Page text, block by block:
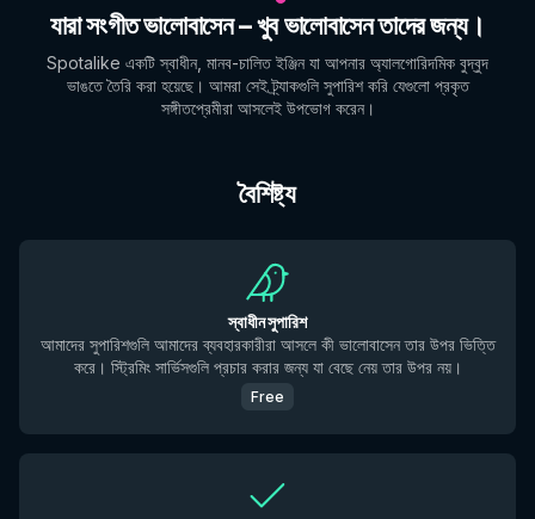
যারা সংগীত ভালোবাসেন – খুব ভালোবাসেন তাদের জন্য।
Spotalike একটি স্বাধীন, মানব-চালিত ইঞ্জিন যা আপনার অ্যালগোরিদমিক বুদ্বুদ
ভাঙতে তৈরি করা হয়েছে। আমরা সেই ট্র্যাকগুলি সুপারিশ করি যেগুলো প্রকৃত
সঙ্গীতপ্রেমীরা আসলেই উপভোগ করেন।
বৈশিষ্ট্য
স্বাধীন সুপারিশ
আমাদের সুপারিশগুলি আমাদের ব্যবহারকারীরা আসলে কী ভালোবাসেন তার উপর ভিত্তি
করে। স্ট্রিমিং সার্ভিসগুলি প্রচার করার জন্য যা বেছে নেয় তার উপর নয়।
Free